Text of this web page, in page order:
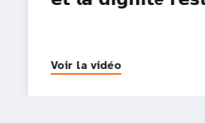
Voir la vidéo